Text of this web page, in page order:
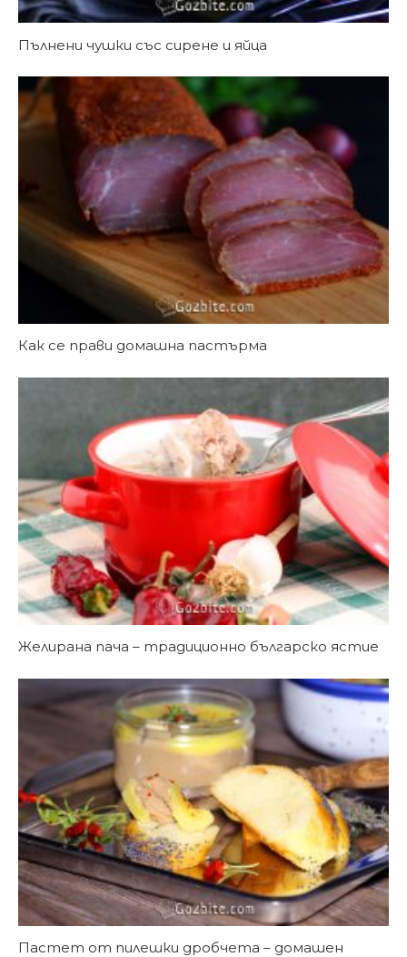
Пълнени чушки със сирене и яйца
Как се прави домашна пастърма
Желирана пача – традиционно българско ястие
Пастет от пилешки дробчета – домашен